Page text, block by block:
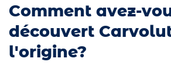
Comment avez-
découvert
l'origine?